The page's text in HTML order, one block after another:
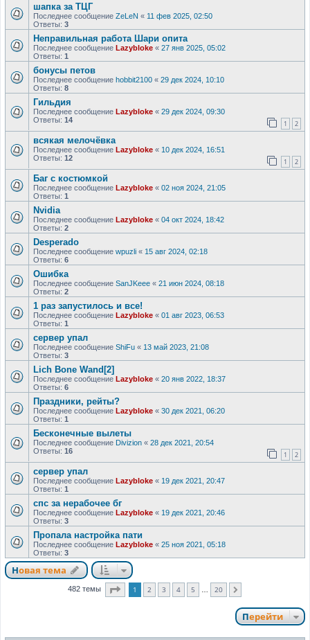
шапка за ТЦГ
Последнее сообщение ZeLeN « 11 фев 2025, 02:50
Ответы: 3
Неправильная работа Шари опита
Последнее сообщение Lazybloke « 27 янв 2025, 05:02
Ответы: 1
бонусы петов
Последнее сообщение hobbit2100 « 29 дек 2024, 10:10
Ответы: 8
Гильдия
Последнее сообщение Lazybloke « 29 дек 2024, 09:30
Ответы: 14 1 2
всякая мелочёвка
Последнее сообщение Lazybloke « 10 дек 2024, 16:51
Ответы: 12 1 2
Баг с костюмкой
Последнее сообщение Lazybloke « 02 ноя 2024, 21:05
Ответы: 1
Nvidia
Последнее сообщение Lazybloke « 04 окт 2024, 18:42
Ответы: 2
Desperado
Последнее сообщение wpuzli « 15 авг 2024, 02:18
Ответы: 6
Ошибка
Последнее сообщение SanJKeee « 21 июн 2024, 08:18
Ответы: 2
1 раз запустилось и все!
Последнее сообщение Lazybloke « 01 авг 2023, 06:53
Ответы: 1
сервер упал
Последнее сообщение ShiFu « 13 май 2023, 21:08
Ответы: 3
Lich Bone Wand[2]
Последнее сообщение Lazybloke « 20 янв 2022, 18:37
Ответы: 6
Праздники, рейты?
Последнее сообщение Lazybloke « 30 дек 2021, 06:20
Ответы: 1
Бесконечные вылеты
Последнее сообщение Divizion « 28 дек 2021, 20:54
Ответы: 16 1 2
сервер упал
Последнее сообщение Lazybloke « 19 дек 2021, 20:47
Ответы: 1
спс за нерабочее бг
Последнее сообщение Lazybloke « 19 дек 2021, 20:46
Ответы: 3
Пропала настройка пати
Последнее сообщение Lazybloke « 25 ноя 2021, 05:18
Ответы: 3
Новая тема
482 темы Страница из
1 2 3 4 5 20
Перейти